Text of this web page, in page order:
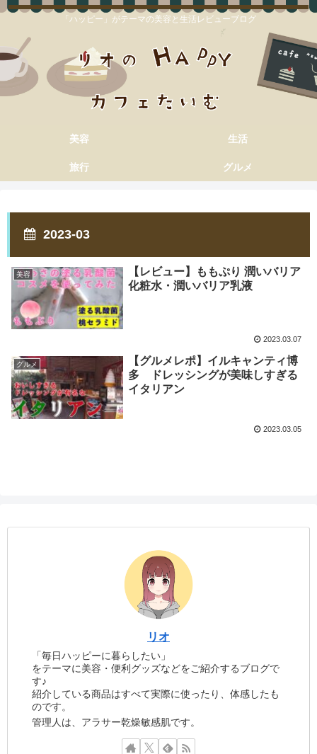
「ハッピー」がテーマの美容と生活レビューブログ
美容 生活
旅行 グルメ
2023-03
美容
【レビュー】ももぷり 潤いバリア
化粧水・潤いバリア乳液
2023.03.07
グルメ
【グルメレポ】イルキャンティ博
多 ドレッシングが美味しすぎる
イタリアン
2023.03.05
リオ
「毎日ハッピーに暮らしたい」
をテーマに美容・便利グッズなどをご紹介するブログで
す♪
紹介している商品はすべて実際に使ったり、体感したも
のです。
管理人は、アラサー乾燥敏感肌です。